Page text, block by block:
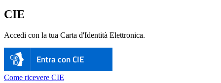
CIE
Accedi con la tua Carta d'Identità Elettronica.
Entra con CIE
Come ricevere CIE